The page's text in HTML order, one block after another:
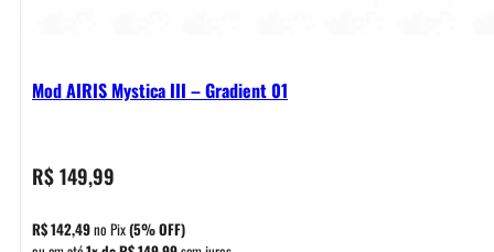
Mod AIRIS Mystica III – Gradient 01
R$149,99
R$142,49no Pix(5% OFF)